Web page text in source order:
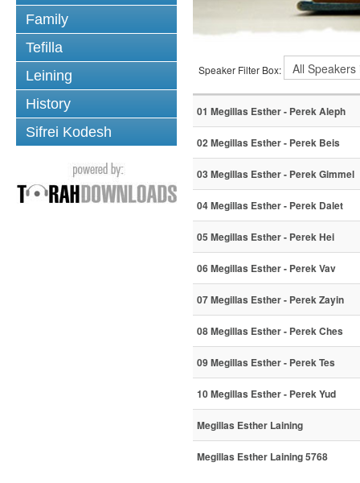
Family
Tefilla
Leining
History
Sifrei Kodesh
Speaker Filter Box:
01 Megillas Esther - Perek Aleph
02 Megillas Esther - Perek Beis
03 Megillas Esther - Perek Gimmel
04 Megillas Esther - Perek Dalet
05 Megillas Esther - Perek Hei
06 Megillas Esther - Perek Vav
07 Megillas Esther - Perek Zayin
08 Megillas Esther - Perek Ches
09 Megillas Esther - Perek Tes
10 Megillas Esther - Perek Yud
Megillas Esther Laining
Megillas Esther Laining 5768